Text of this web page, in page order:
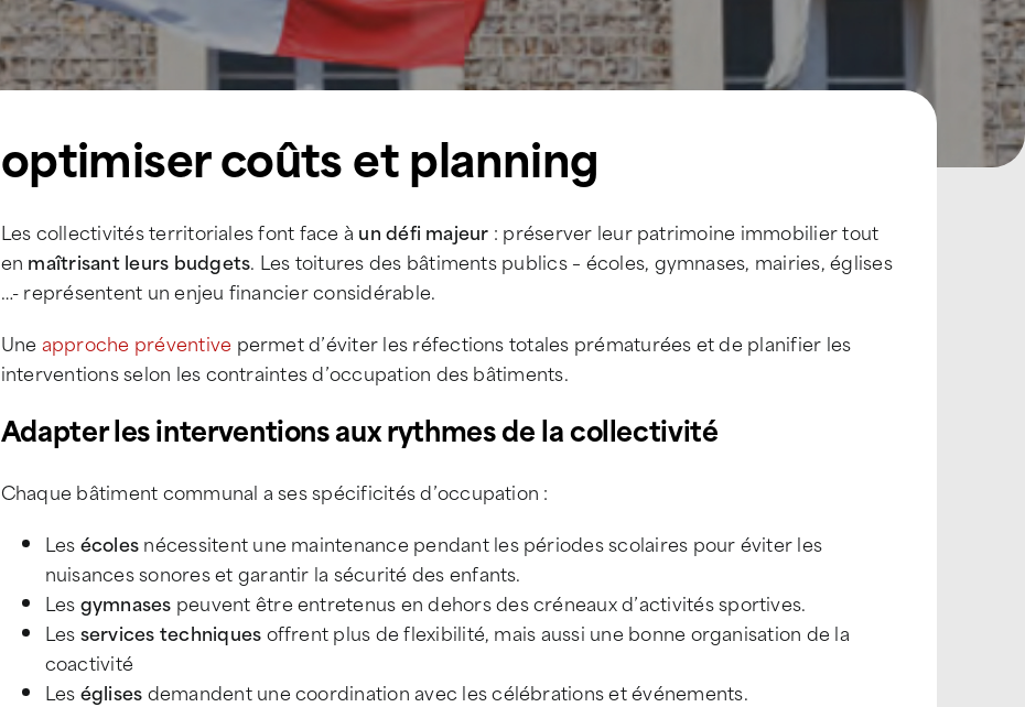
optimiser coûts et planning
Les collectivités territoriales font face à un défi majeur : préserver leur patrimoine immobilier tout
en maîtrisant leurs budgets. Les toitures des bâtiments publics – écoles, gymnases, mairies, églises
…- représentent un enjeu financier considérable.
Une approche préventive permet d’éviter les réfections totales prématurées et de planifier les
interventions selon les contraintes d’occupation des bâtiments.
Adapter les interventions aux rythmes de la collectivité
Chaque bâtiment communal a ses spécificités d’occupation :
Lesécolesnécessitent une maintenance pendant les périodes scolaires pour éviter les
nuisances sonores et garantir la sécurité des enfants.
Lesgymnases peuvent être entretenus en dehors des créneaux d’activités sportives.
Lesservices techniquesoffrent plus de flexibilité, mais aussi une bonne organisation de la
coactivité
Leséglisesdemandent une coordination avec les célébrations et événements.